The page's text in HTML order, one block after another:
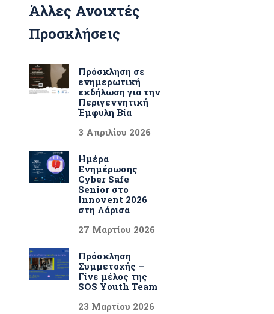
Άλλες Ανοιχτές
Προσκλήσεις
Πρόσκληση σε
ενημερωτική
εκδήλωση για την
Περιγεννητική
Έμφυλη Βία
3 Απριλίου 2026
Ημέρα
Ενημέρωσης
Cyber Safe
Senior στο
Innovent 2026
στη Λάρισα
27 Μαρτίου 2026
Πρόσκληση
Συμμετοχής –
Γίνε μέλος της
SOS Youth Team
23 Μαρτίου 2026